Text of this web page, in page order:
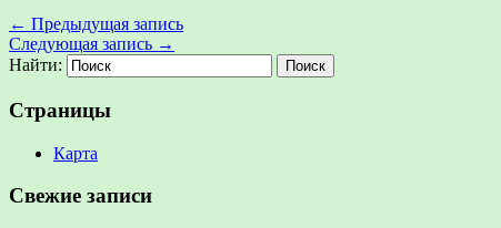
← Предыдущая запись
Следующая запись →
Найти:
Страницы
Карта
Свежие записи